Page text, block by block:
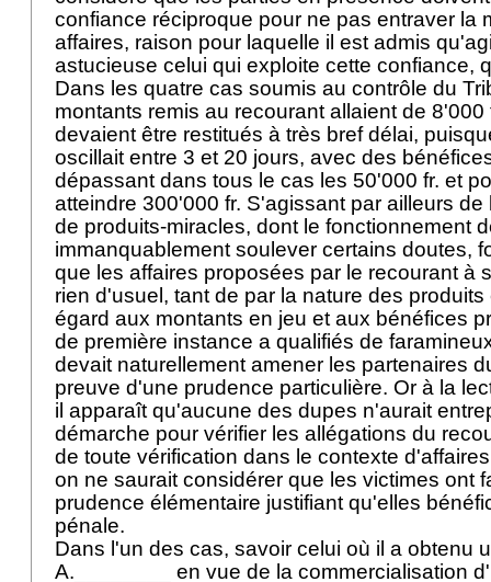
confiance réciproque pour ne pas entraver la
affaires, raison pour laquelle il est admis
astucieuse celui qui exploite cette confiance,
Dans les quatre cas soumis au contrôle du
montants remis au recourant allaient de 8'000
devaient être restitués à très bref délai,
oscillait entre 3 et 20 jours, avec des
dépassant dans tous le cas les 50'000 fr. et
atteindre 300'000 fr. S'agissant par ailleurs
de produits-miracles, dont le fonctionnement
immanquablement soulever certains doutes,
que les affaires proposées par le recourant à
rien d'usuel, tant de par la nature des
égard aux montants en jeu et aux bénéfices
de première instance a qualifiés de
devait naturellement amener les partenaires
preuve d'une prudence particulière. Or à la
il apparaît qu'aucune des dupes n'aurait
démarche pour vérifier les allégations du
de toute vérification dans le contexte
on ne saurait considérer que les victimes ont
prudence élémentaire justifiant qu'elles
pénale.
Dans l'un des cas, savoir celui où il a obtenu
A.________ en vue de la commercialisation